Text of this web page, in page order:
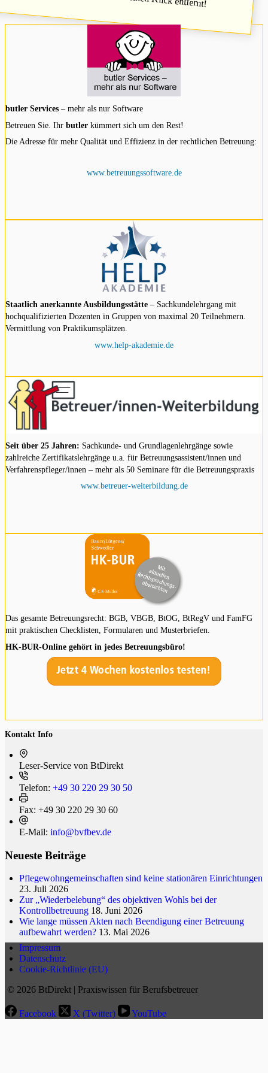
butler Services – mehr als nur Software
Betreuen Sie. Ihr butler kümmert sich um den Rest!
Die Adresse für mehr Qualität und Effizienz in der rechtlichen Betreuung:
www.betreuungssoftware.de
Staatlich anerkannte Ausbildungsstätte – Sachkundelehrgang mit
hochqualifizierten Dozenten in Gruppen von maximal 20 Teilnehmern.
Vermittlung von Praktikumsplätzen.
www.help-akademie.de
Seit über 25 Jahren: Sachkunde- und Grundlagenlehrgänge sowie
zahlreiche Zertifikatslehrgänge u.a. für Betreuungsassistent/innen und
Verfahrenspfleger/innen – mehr als 50 Seminare für die Betreuungspraxis
www.betreuer-weiterbildung.de
Das gesamte Betreuungsrecht: BGB, VBGB, BtOG, BtRegV und FamFG
mit praktischen Checklisten, Formularen und Musterbriefen.
HK-BUR-Online gehört in jedes Betreuungsbüro!
Kontakt Info
Leser-Service von BtDi­rekt
Telefon: +49 30 220 29 30 50
Fax: +49 30 220 29 30 60
E-Mail: info@bvfbev.de
Neueste Beiträge
Pflegewohngemeinschaften sind keine stationären Einrichtungen
23. Juli 2026
Zur „Wiederbelebung“ des objektiven Wohls bei der
Kontrollbetreuung 18. Juni 2026
Wie lange müssen Akten nach Beendigung einer Betreuung
aufbewahrt werden? 13. Mai 2026
Impressum
Datenschutz
Cookie-Richtlinie (EU)
© 2026 BtDirekt | Praxiswissen für Berufsbetreuer
Facebook X (Twitter) YouTube